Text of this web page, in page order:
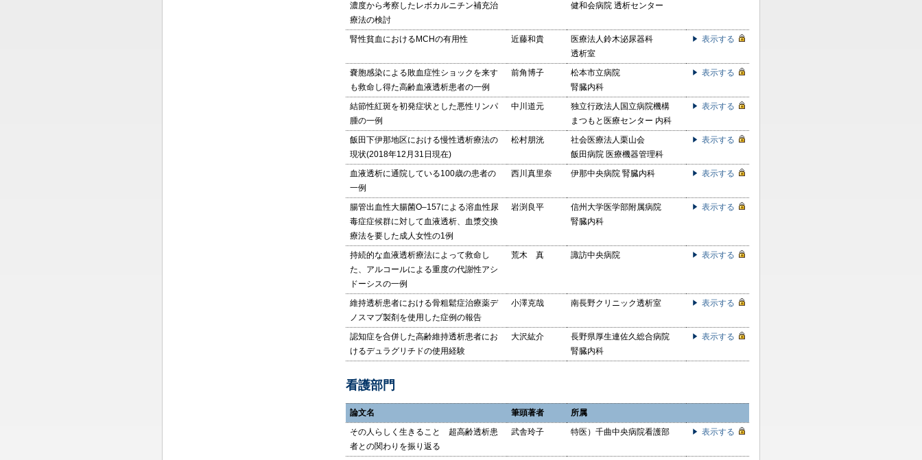
濃度から考察したレボカルニチン補充治
療法の検討
健和会病院 透析センター
腎性貧血におけるMCHの有用性 近藤和貴
医療法人鈴木泌尿器科
透析室
表示する
嚢胞感染による敗血症性ショックを来す
も救命し得た高齢血液透析患者の一例
前角博子
松本市立病院
腎臓内科
表示する
結節性紅斑を初発症状とした悪性リンパ
腫の一例
中川道元
独立行政法人国立病院機構
まつもと医療センター 内科
表示する
飯田下伊那地区における慢性透析療法の
現状(2018年12月31日現在)
松村朋洸
社会医療法人栗山会
飯田病院 医療機器管理科
表示する
血液透析に通院している100歳の患者の
一例
西川真里奈 伊那中央病院 腎臓内科 表示する
腸管出血性大腸菌O–157による溶血性尿
毒症症候群に対して血液透析、血漿交換
療法を要した成人女性の1例
岩渕良平
信州大学医学部附属病院
腎臓内科
表示する
持続的な血液透析療法によって救命し
た、アルコールによる重度の代謝性アシ
ドーシスの一例
荒木 真 諏訪中央病院 表示する
維持透析患者における骨粗鬆症治療薬デ
ノスマブ製剤を使用した症例の報告
小澤克哉 南長野クリニック透析室 表示する
認知症を合併した高齢維持透析患者にお
けるデュラグリチドの使用経験
大沢紘介
長野県厚生連佐久総合病院
腎臓内科
表示する
看護部門
論文名 筆頭著者
所属
その人らしく生きること 超高齢透析患
者との関わりを振り返る
武舎玲子 特医）千曲中央病院看護部 表示する